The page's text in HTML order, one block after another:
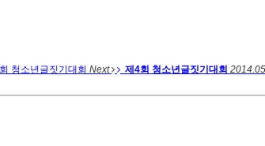
청소년글짓기대회 Next 제4회 청소년글짓기대회